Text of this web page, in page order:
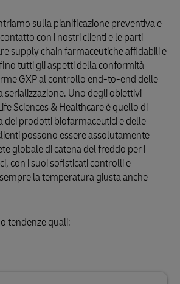
sulla pianificazione preventiva e
con i nostri clienti e le parti
supply chain farmaceutiche affidabili e
tutti gli aspetti della conformità
GXP al controllo end-to-end delle
serializzazione. Uno degli obiettivi
Sciences & Healthcare è quello di
dei prodotti biofarmaceutici e delle
possono essere assolutamente
globale di catena del freddo per i
con i suoi sofisticati controlli e
la temperatura giusta anche
tendenze quali: